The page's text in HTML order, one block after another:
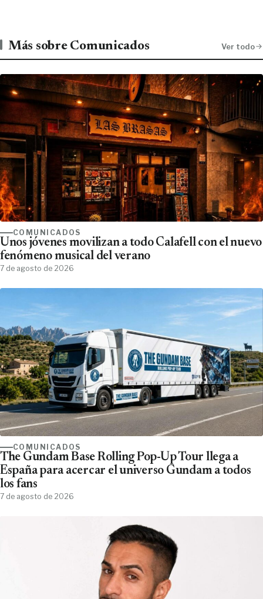
Más sobre Comunicados Ver todo
COMUNICADOS
Unos jóvenes movilizan a todo Calafell con el nuevo
fenómeno musical del verano
7 de agosto de 2026
COMUNICADOS
The Gundam Base Rolling Pop-Up Tour llega a
España para acercar el universo Gundam a todos
los fans
7 de agosto de 2026